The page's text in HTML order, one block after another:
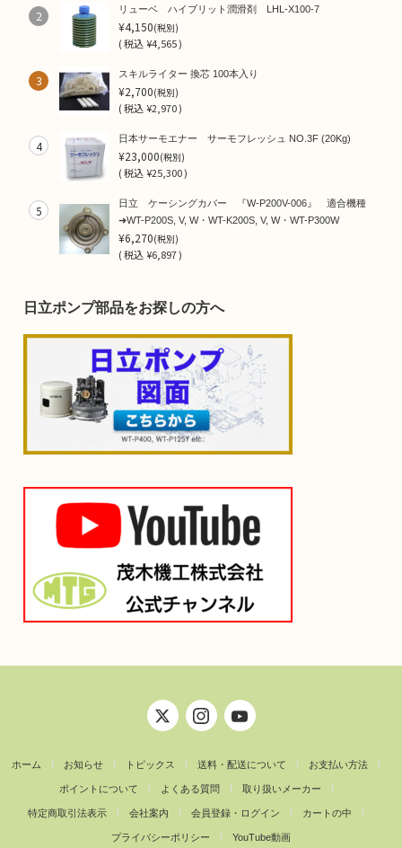
2 リューベ ハイブリット潤滑剤 LHL-X100-7
¥4,150(税別)
(税込¥4,565 )
3 スキルライター 換芯 100本入り
¥2,700(税別)
(税込¥2,970 )
4 日本サーモエナー サーモフレッシュ NO.3F (20Kg)
¥23,000(税別)
(税込¥25,300 )
5
日立 ケーシングカバー 『W-P200V-006』 適合機種
➜WT-P200S, V, W・WT-K200S, V, W・WT-P300W
¥6,270(税別)
(税込¥6,897 )
日立ポンプ部品をお探しの方へ
ホーム お知らせ トピックス 送料・配送について お支払い方法
ポイントについて よくある質問 取り扱いメーカー
特定商取引法表示 会社案内 会員登録・ログイン カートの中
プライバシーポリシー YouTube動画